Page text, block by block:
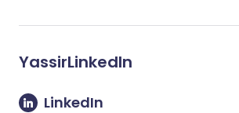
YassirLinkedIn
LinkedIn